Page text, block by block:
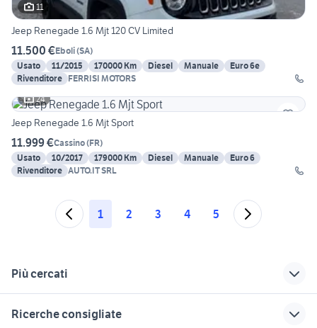
11
Jeep Renegade 1.6 Mjt 120 CV Limited
11.500 €Eboli(SA)
Usato
11/2015 170000 Km Diesel Manuale
Euro 6e
Rivenditore FERRISI MOTORS
24
Jeep Renegade 1.6 Mjt Sport
11.999 €Cassino(FR)
Usato
10/2017 179000 Km Diesel Manuale
Euro 6
Rivenditore AUTO.IT SRL
1 2 3 4 5
Più cercati
Ricerche consigliate